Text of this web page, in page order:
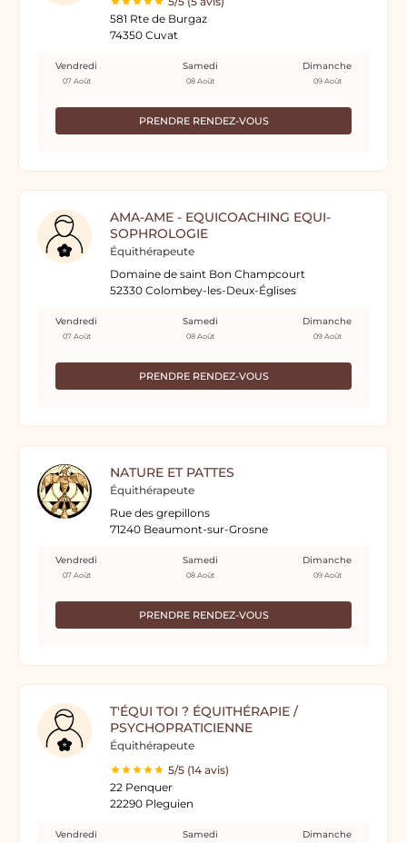
581 Rte de Burgaz
74350 Cuvat
PRENDRE RENDEZ-VOUS
Vendredi
07 Août
Samedi
08 Août
Dimanche
09 Août
AMA-AME - EQUICOACHING EQUI-
SOPHROLOGIE
Équithérapeute
Domaine de saint Bon Champcourt
52330 Colombey-les-Deux-Églises
PRENDRE RENDEZ-VOUS
Vendredi
07 Août
Samedi
08 Août
Dimanche
09 Août
NATURE ET PATTES
Équithérapeute
Rue des grepillons
71240 Beaumont-sur-Grosne
PRENDRE RENDEZ-VOUS
Vendredi
07 Août
Samedi
08 Août
Dimanche
09 Août
T'ÉQUI TOI ? ÉQUITHÉRAPIE /
PSYCHOPRATICIENNE
Équithérapeute
5/5 (14 avis)
22 Penquer
22290 Pleguien
Vendredi Samedi Dimanche